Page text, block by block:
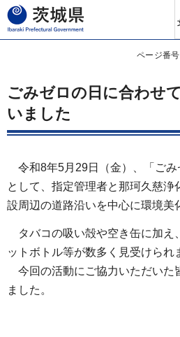
茨城県
ページ番
ごみゼロの日に合わせ
いました
令和8年5月29日（金）、「ごみ
として、指定管理者と那珂久慈浄
設周辺の道路沿いを中心に環境美
タバコの吸い殻や空き缶に加え
ットボトル等が数多く見受けられ
今回の活動にご協力いただいた
ました。